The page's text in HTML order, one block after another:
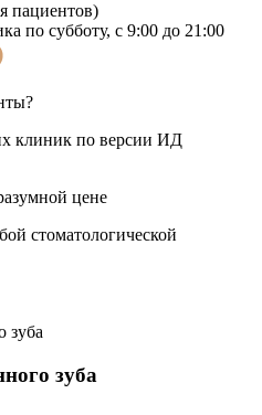
пациентов)
по субботу, с 9:00 до 21:00
клиник по версии ИД
цене
стоматологической
зуба
зуба